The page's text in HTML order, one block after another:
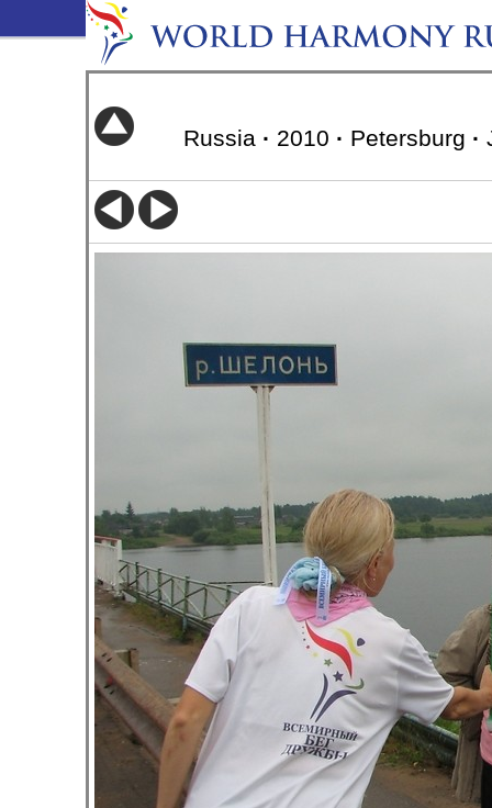
Russia · 2010 · Petersburg ·